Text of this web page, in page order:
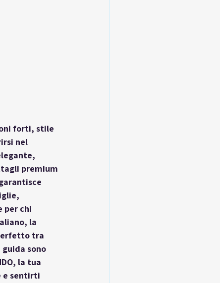
forti, stile
nel
premium
per chi
la
tra
sono
la tua
e sentirti